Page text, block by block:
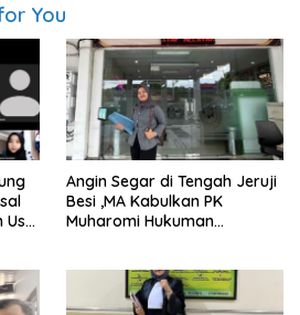
You
Angin Segar di Tengah Jeruji
Besi ,MA Kabulkan PK
Muharomi Hukuman